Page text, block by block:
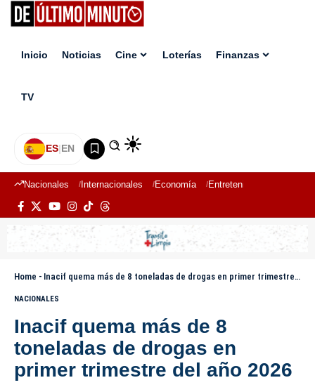
Inicio Noticias Cine Loterías Finanzas
TV
ES|EN
Nacionales Internacionales Economía Entretenimiento
Home - Inacif quema más de 8 toneladas de drogas en primer trimestre del año 2026
NACIONALES
Inacif quema más de 8
toneladas de drogas en
primer trimestre del año 2026